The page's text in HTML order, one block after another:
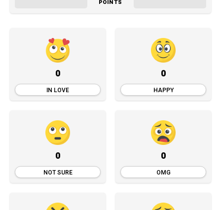
POINTS
0
IN LOVE
0
HAPPY
0
NOT SURE
0
OMG